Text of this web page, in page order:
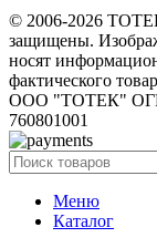
© 2006-2026
защищены.
носят
фактического
ООО "ТОТЕК"
760801001
Меню
Каталог